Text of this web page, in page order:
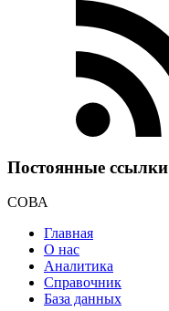
Постоянные ссылки
СОВА
Главная
О нас
Аналитика
Справочник
База данных